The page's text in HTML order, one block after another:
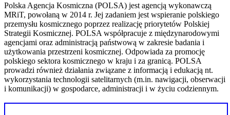
Polska Agencja Kosmiczna (POLSA) jest agencją wykonawczą
MRiT, powołaną w 2014 r. Jej zadaniem jest wspieranie polskiego
przemysłu kosmicznego poprzez realizację priorytetów Polskiej
Strategii Kosmicznej. POLSA współpracuje z międzynarodowymi
agencjami oraz administracją państwową w zakresie badania i
użytkowania przestrzeni kosmicznej. Odpowiada za promocję
polskiego sektora kosmicznego w kraju i za granicą. POLSA
prowadzi również działania związane z informacją i edukacją nt.
wykorzystania technologii satelitarnych (m.in. nawigacji, obserwacji
i komunikacji) w gospodarce, administracji i w życiu codziennym.